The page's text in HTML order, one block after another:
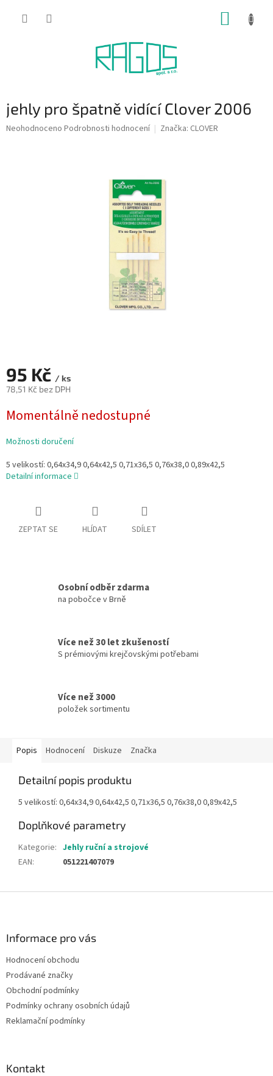
jehly pro špatně vidící Clover 2006
Průměrné
Neohodnoceno Podrobnosti hodnocení Značka: CLOVER
95 Kč / ks
78,51 Kč bez DPH
cena:
Momentálně nedostupné
Možnosti doručení
5 velikostí: 0,64x34,9 0,64x42,5 0,71x36,5 0,76x38,0 0,89x42,5
Detailní informace
ZEPTAT SE HLÍDAT SDÍLET
Osobní odběr zdarma
na pobočce v Brně
Více než 30 let zkušeností
S prémiovými krejčovskými potřebami
Více než 3000
položek sortimentu
Popis Hodnocení Diskuze Značka
Detailní popis produktu
5 velikostí: 0,64x34,9 0,64x42,5 0,71x36,5 0,76x38,0 0,89x42,5
Doplňkové parametry
Kategorie: Jehly ruční a strojové
EAN: 051221407079
Informace pro vás
Hodnocení obchodu
Prodávané značky
Obchodní podmínky
Podmínky ochrany osobních údajů
Reklamační podmínky
Kontakt